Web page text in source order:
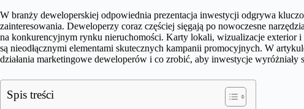
W branży deweloperskiej odpowiednia prezentacja inwestycji odgrywa
zainteresowania. Deweloperzy coraz częściej sięgają po nowoczesne
na konkurencyjnym rynku nieruchomości. Karty lokali, wizualizacje exterior
są nieodłącznymi elementami skutecznych kampanii promocyjnych. W
działania marketingowe deweloperów i co zrobić, aby inwestycje wyróżniały
Spis treści